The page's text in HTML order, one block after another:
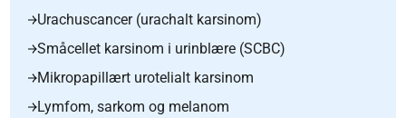
Urachuscancer (urachalt karsinom)
Småcellet karsinom i urinblære (SCBC)
Mikropapillært urotelialt karsinom
Lymfom, sarkom og melanom